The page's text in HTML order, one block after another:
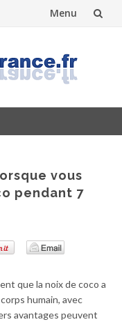
Menu
vous
pendant 7
que la noix de coco a
humain, avec
avantages peuvent